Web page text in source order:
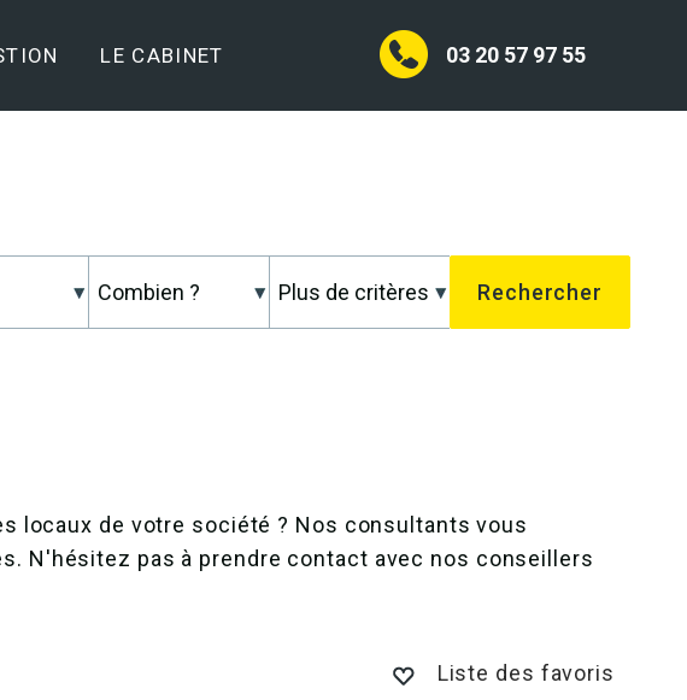
03 20 57 97 55
LE CABINET
locaux de votre société ? Nos consultants vous
N'hésitez pas à prendre contact avec nos conseillers
Liste des favoris